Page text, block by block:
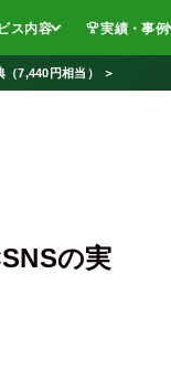
ス内容 実績・事例
7,440円相当） ＞
の実